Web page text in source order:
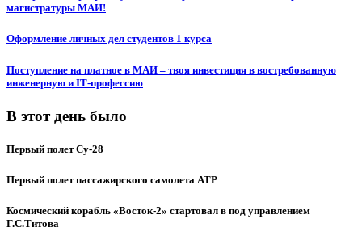
магистратуры МАИ!
Оформление личных дел студентов 1 курса
Поступление на платное в МАИ – твоя инвестиция в востребованную
инженерную и IT‑профессию
В этот день было
Первый полет Су-28
Первый полет пассажирского самолета ATP
Космический корабль «Восток-2» стартовал в под управлением
Г.С.Титова